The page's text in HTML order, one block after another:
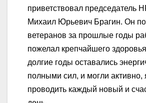
приветствовал председатель
Михаил Юрьевич Брагин. Он
ветеранов за прошлые годы
пожелал крепчайшего
долгие годы оставались
полными сил, и могли активно,
проводить каждый новый и